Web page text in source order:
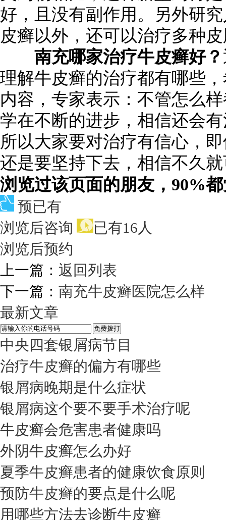
好，且没有副作用。另外研
皮癣以外，还可以治疗多种
南充哪家治疗牛皮癣好？
理解牛皮癣的治疗都有哪些
内容，专家表示：不管怎么
学在不断的进步，相信还会
所以大家要对治疗有信心，
还是要坚持下去，相信不久
浏览过该页面的朋友，90%
预已有
浏览后咨询
已有16人
浏览后预约
上一篇： 返回列表
下一篇： 南充牛皮癣医院怎么样
最新文章
中央四套银屑病节目
治疗牛皮癣的偏方有哪些
银屑病晚期是什么症状
银屑病这个要不要手术治疗呢
牛皮癣会危害患者健康吗
外阴牛皮癣怎么办好
夏季牛皮癣患者的健康饮食原则
预防牛皮癣的要点是什么呢
用哪些方法去诊断牛皮癣